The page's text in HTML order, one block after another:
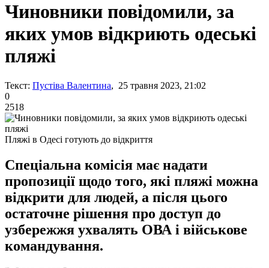
Чиновники повідомили, за
яких умов відкриють одеські
пляжі
Текст: Пустіва Валентина, 25 травня 2023, 21:02
0
2518
Пляжі в Одесі готують до відкриття
Спеціальна комісія має надати
пропозиції щодо того, які пляжі можна
відкрити для людей, а після цього
остаточне рішення про доступ до
узбережжя ухвалять ОВА і військове
командування.